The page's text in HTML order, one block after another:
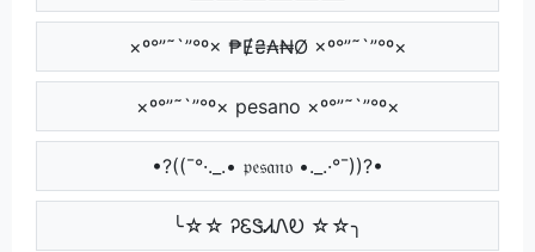
×º°”˜`”°º× ₱Ɇ₴₳₦Ø ×º°”˜`”°º×
×º°”˜`”°º× pesano ×º°”˜`”°º×
•?((¯°·._.• 𝔭𝔢𝔰𝔞𝔫𝔬 •._.·°¯))?•
╰☆☆ ᎮᏋᏕᏗᏁᎧ ☆☆╮